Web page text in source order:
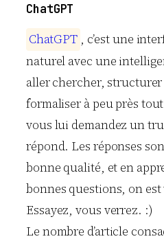
ChatGPT
ChatGPT , c’est une
naturel avec une
aller chercher,
formaliser à peu près
vous lui demandez un
répond. Les réponses
bonne qualité, et en
bonnes questions, on
Essayez, vous verrez. :)
Le nombre d’article